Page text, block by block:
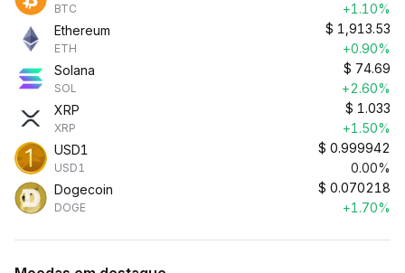
BTC
+1.10%
Ethereum
ETH
$ 1,913.53
+0.90%
Solana
SOL
$ 74.69
+2.60%
XRP
XRP
$ 1.033
+1.50%
USD1
USD1
$ 0.999942
0.00%
Dogecoin
DOGE
$ 0.070218
+1.70%